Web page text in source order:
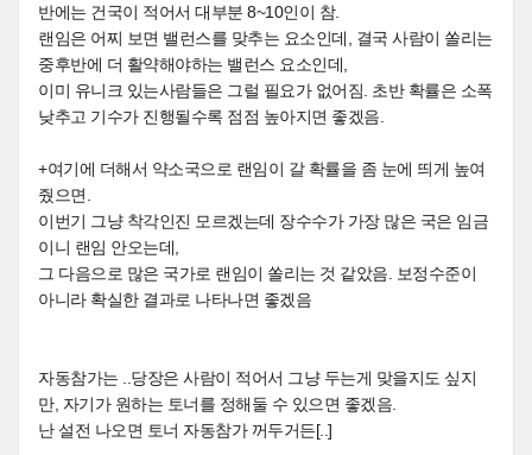
반에는 건국이 적어서 대부분 8~10인이 참.
랜임은 어찌 보면 밸런스를 맞추는 요소인데, 결국 사람이 쏠리는
중후반에 더 활약해야하는 밸런스 요소인데,
이미 유니크 있는사람들은 그럴 필요가 없어짐. 초반 확률은 소폭
낮추고 기수가 진행될수록 점점 높아지면 좋겠음.
+여기에 더해서 약소국으로 랜임이 갈 확률을 좀 눈에 띄게 높여
줬으면.
이번기 그냥 착각인진 모르겠는데 장수수가 가장 많은 국은 임금
이니 랜임 안오는데,
그 다음으로 많은 국가로 랜임이 쏠리는 것 같았음. 보정수준이
아니라 확실한 결과로 나타나면 좋겠음
자동참가는 ..당장은 사람이 적어서 그냥 두는게 맞을지도 싶지
만, 자기가 원하는 토너를 정해둘 수 있으면 좋겠음.
난 설전 나오면 토너 자동참가 꺼두거든[..]